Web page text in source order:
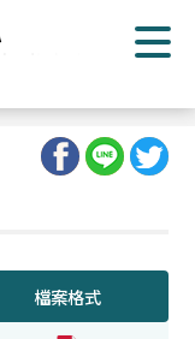
檔案格式